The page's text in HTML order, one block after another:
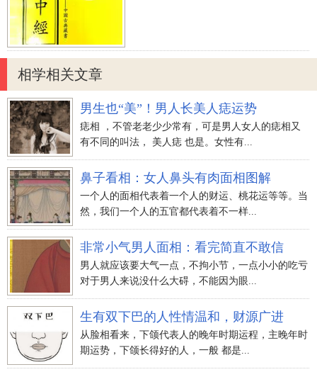
相学相关文章
男生也“美”！男人长美人痣运势
痣相 ，不管老老少少常有，可是男人女人的痣相又
有不同的叫法， 美人痣 也是。女性有...
鼻子看相：女人鼻头有肉面相图解
一个人的面相代表着一个人的财运、桃花运等等。当
然，我们一个人的五官都代表着不一样...
非常小气男人面相：看完简直不敢信
男人就应该要大气一点，不拘小节，一点小小的吃亏
对于男人来说没什么大碍，不能因为眼...
生有双下巴的人性情温和，财源广进
从脸相看来，下颌代表人的晚年时期运程，主晚年时
期运势，下颌长得好的人，一般 都是...